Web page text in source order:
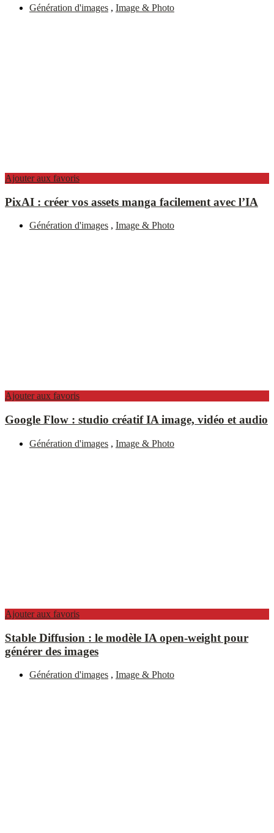
Génération d'images , Image & Photo
Ajouter aux favoris
PixAI : créer vos assets manga facilement avec l’IA
Génération d'images , Image & Photo
Ajouter aux favoris
Google Flow : studio créatif IA image, vidéo et audio
Génération d'images , Image & Photo
Ajouter aux favoris
Stable Diffusion : le modèle IA open-weight pour
générer des images
Génération d'images , Image & Photo